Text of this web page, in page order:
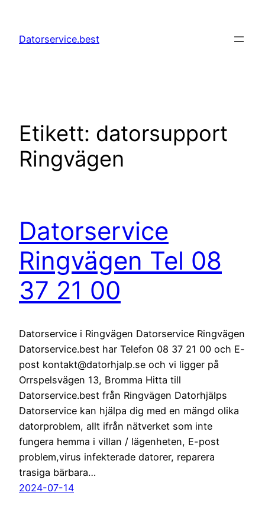
innehåll
Datorservice.best
Etikett: datorsupport
Ringvägen
Datorservice
Ringvägen Tel 08
37 21 00
Datorservice i Ringvägen Datorservice Ringvägen
Datorservice.best har Telefon 08 37 21 00 och E-
post kontakt@datorhjalp.se och vi ligger på
Orrspelsvägen 13, Bromma Hitta till
Datorservice.best från Ringvägen Datorhjälps
Datorservice kan hjälpa dig med en mängd olika
datorproblem, allt ifrån nätverket som inte
fungera hemma i villan / lägenheten, E-post
problem,virus infekterade datorer, reparera
trasiga bärbara…
2024-07-14